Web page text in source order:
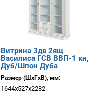
Витрина 3дв 2ящ
Василиса ГСВ ВВП-1 кн,
Дуб/Шпон Дуба
Размер (ШхГхВ), мм:
1644х527х2282